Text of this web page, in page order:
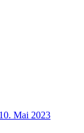
10. Mai 2023